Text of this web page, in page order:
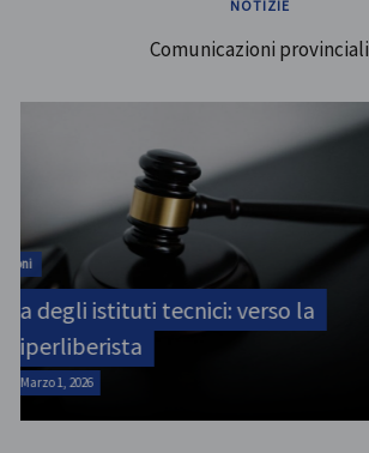
NOTIZIE
Comunicazioni provinciali
SINATAS Venezia, assemblea
il 31 luglio
admin